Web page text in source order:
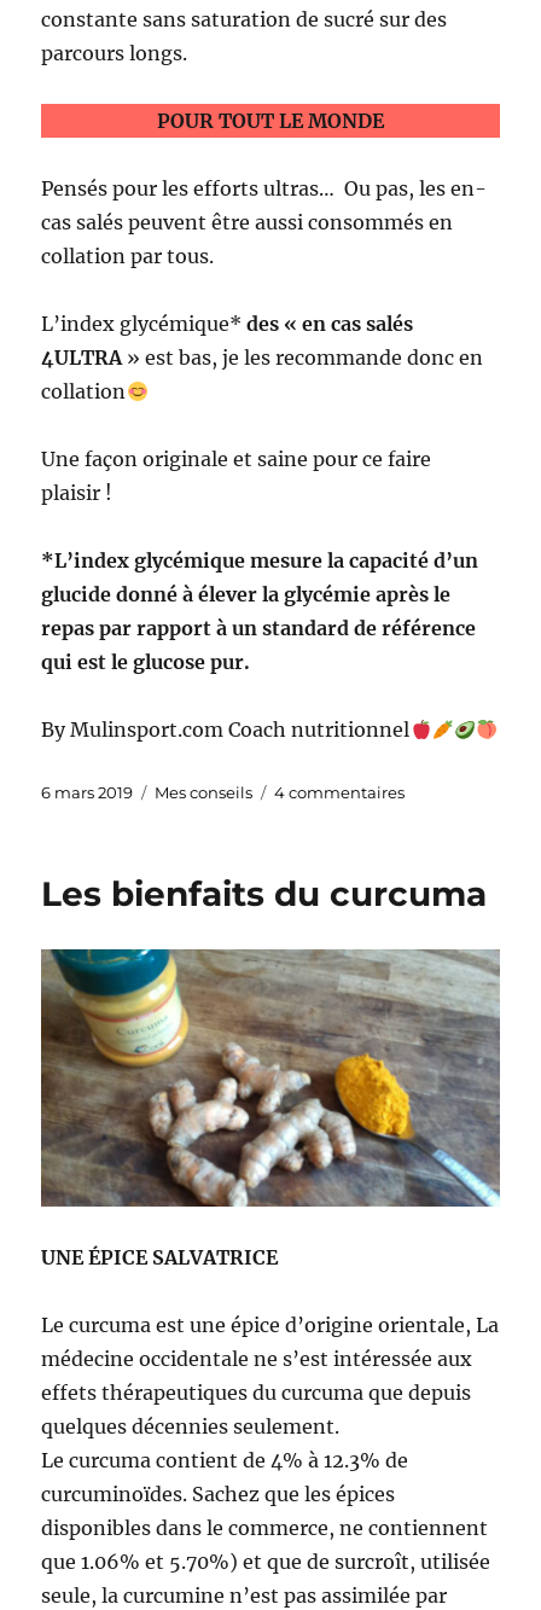
constante sans saturation de sucré sur des
parcours longs.
POUR TOUT LE MONDE
Pensés pour les efforts ultras… Ou pas, les en-
cas salés peuvent être aussi consommés en
collation par tous.
L’index glycémique*des « en cas salés
4ULTRA» est bas, je les recommande donc en
collation
Une façon originale et saine pour ce faire
plaisir !
*L’index glycémique mesure la capacité d’un
glucide donné à élever la glycémie après le
repas par rapport à un standard de référence
qui est le glucose pur.
By Mulinsport.com Coach nutritionnel
Publié
6 mars 2019 Catégories
Mes conseils 4 commentairessur
en-
Nomades
bio
de
4ULTRA
Les bienfaits du curcuma
UNE ÉPICE SALVATRICE
Le curcuma est une épice d’origine orientale, La
médecine occidentale ne s’est intéressée aux
effets thérapeutiques du curcuma que depuis
quelques décennies seulement.
Le curcuma contient de 4% à 12.3% de
curcuminoïdes. Sachez que les épices
disponibles dans le commerce, ne contiennent
que 1.06% et 5.70%) et que de surcroît, utilisée
seule, la curcumine n’est pas assimilée par